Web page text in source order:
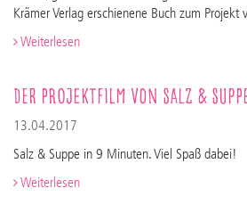
Krämer Verlag erschienene Buch zum Projekt
Weiterlesen
Der Projektfilm von Salz &
13.04.2017
Salz & Suppe in 9 Minuten. Viel Spaß dabei!
Weiterlesen